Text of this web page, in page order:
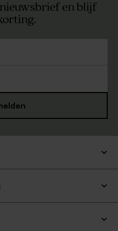
en blijf